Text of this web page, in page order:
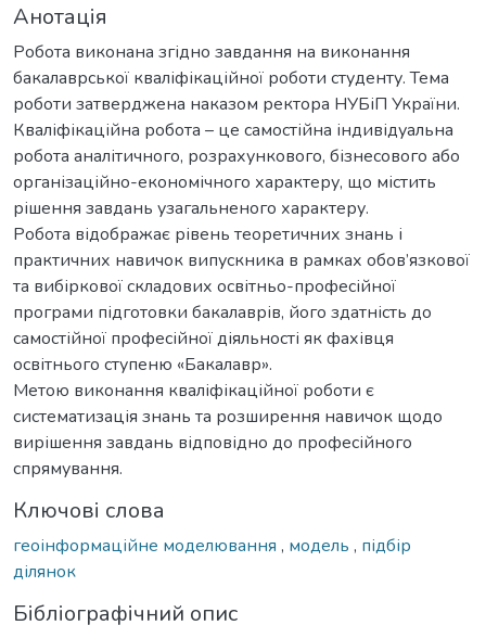
Анотація
Робота виконана згідно завдання на виконання
бакалаврської кваліфікаційної роботи студенту. Тема
роботи затверджена наказом ректора НУБіП України.
Кваліфікаційна робота – це самостійна індивідуальна
робота аналітичного, розрахункового, бізнесового або
організаційно-економічного характеру, що містить
рішення завдань узагальненого характеру.
Робота відображає рівень теоретичних знань і
практичних навичок випускника в рамках обов’язкової
та вибіркової складових освітньо-професійної
програми підготовки бакалаврів, його здатність до
самостійної професійної діяльності як фахівця
освітнього ступеню «Бакалавр».
Метою виконання кваліфікаційної роботи є
систематизація знань та розширення навичок щодо
вирішення завдань відповідно до професійного
спрямування.
Ключові слова
геоінформаційне моделювання , модель , підбір
ділянок
Бібліографічний опис